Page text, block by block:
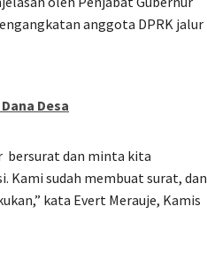
anggota DPRK jalur
Desa
bersurat dan minta kita
Kami sudah membuat surat, dan
kata Evert Merauje, Kamis